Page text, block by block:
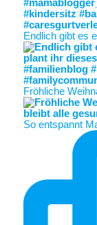
Endlich gibt es
Fröhliche
So entspannt